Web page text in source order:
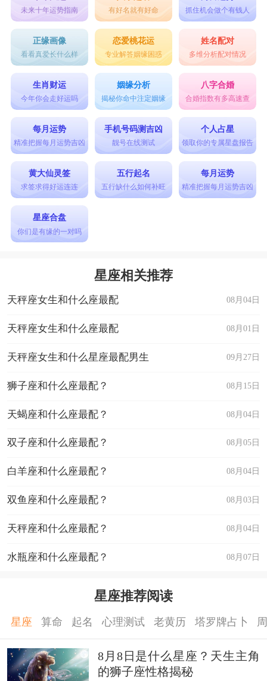
未来十年运势指南 有好名就有好命 抓住机会做个有钱人
正缘画像
看看真爱长什么样
恋爱桃花运
专业解答姻缘困惑
姓名配对
多维分析配对情况
生肖财运
今年你会走好运吗
姻缘分析
揭秘你命中注定姻缘
八字合婚
合婚指数有多高速查
每月运势
精准把握每月运势吉凶
手机号码测吉凶
靓号在线测试
个人占星
领取你的专属星盘报告
黄大仙灵签
求签求得好运连连
五行起名
五行缺什么如何补旺
每月运势
精准把握每月运势吉凶
星座合盘
你们是有缘的一对吗
星座相关推荐
08月04日
天秤座女生和什么座最配
08月01日
天秤座女生和什么座最配
09月27日
天秤座女生和什么星座最配男生
08月15日
狮子座和什么座最配？
08月04日
天蝎座和什么座最配？
08月05日
双子座和什么座最配？
08月04日
白羊座和什么座最配？
08月03日
双鱼座和什么座最配？
08月04日
天秤座和什么座最配？
08月07日
水瓶座和什么座最配？
星座推荐阅读
星座 算命 起名 心理测试 老黄历 塔罗牌占卜
8月8日是什么星座？天生主角
的狮子座性格揭秘